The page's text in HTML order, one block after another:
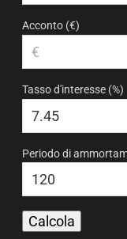
Acconto (€)
Tasso d'interesse (%)
Periodo di